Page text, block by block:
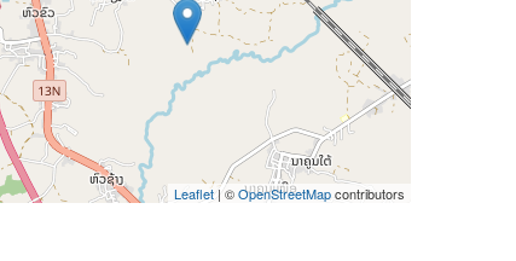
Leaflet | ©OpenStreetMapcontributors